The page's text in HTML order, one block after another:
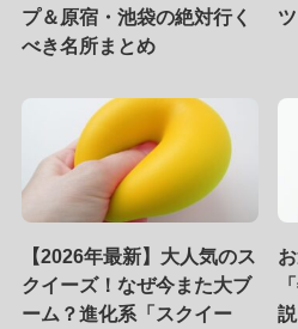
プ＆原宿・池袋の絶対行く
べき名所まとめ
【2026年最新】大人気のス
クイーズ！なぜ今また大ブ
ーム？進化系「スクイー
説